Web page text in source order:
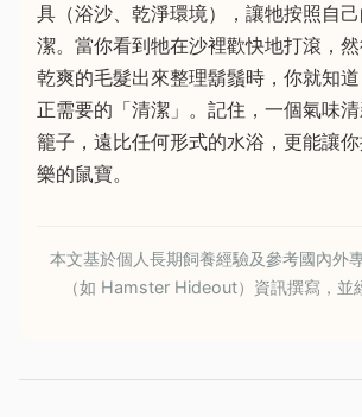
具（浴沙、乾淨環境），讓牠按照自
潔。當你看到牠在沙裡歡快地打滾，
乾爽的毛髮出來整理鬍鬚時，你就知
正需要的「清潔」。記住，一個氣味
籠子，遠比任何形式的水浴，更能讓
樂的鼠寶。
本文基於個人長期飼養經驗及參考國內外
（如 Hamster Hideout）資訊撰寫，並